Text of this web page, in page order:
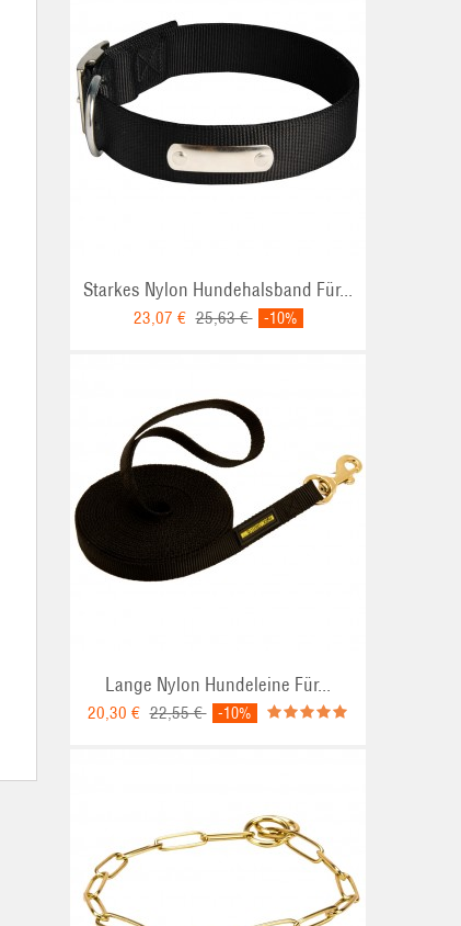
Starkes Nylon Hundehalsband Für...
23,07 € 25,63 € -10%
Lange Nylon Hundeleine Für...
20,30 € 22,55 € -10%